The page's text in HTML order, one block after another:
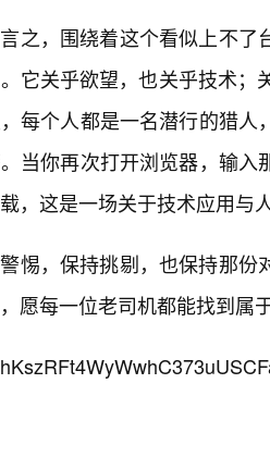
之，围绕着这个看似上不
它关乎欲望，也关乎技术
每个人都是一名潜行的猎
当你再次打开浏览器，输
，这是一场关于技术应用与
惕，保持挑剔，也保持那份
愿每一位老司机都能找到属